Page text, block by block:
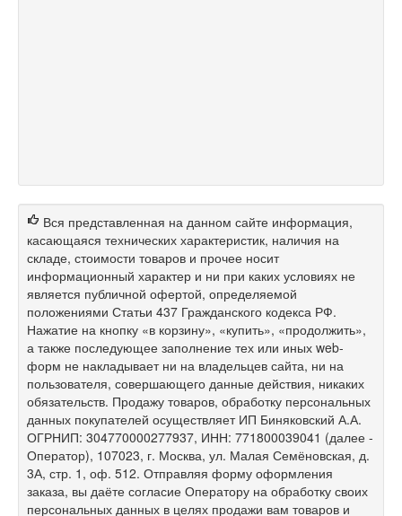
Вся представленная на данном сайте информация,
касающаяся технических характеристик, наличия на
складе, стоимости товаров и прочее носит
информационный характер и ни при каких условиях не
является публичной офертой, определяемой
положениями Статьи 437 Гражданского кодекса РФ.
Нажатие на кнопку «в корзину», «купить», «продолжить»,
а также последующее заполнение тех или иных web-
форм не накладывает ни на владельцев сайта, ни на
пользователя, совершающего данные действия, никаких
обязательств. Продажу товаров, обработку персональных
данных покупателей осуществляет ИП Биняковский А.А.
ОГРНИП: 304770000277937, ИНН: 771800039041 (далее -
Оператор), 107023, г. Москва, ул. Малая Семёновская, д.
3А, стр. 1, оф. 512. Отправляя форму оформления
заказа, вы даёте согласие Оператору на обработку своих
персональных данных в целях продажи вам товаров и